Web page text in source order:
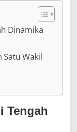
Dinamika
Wakil
Tengah